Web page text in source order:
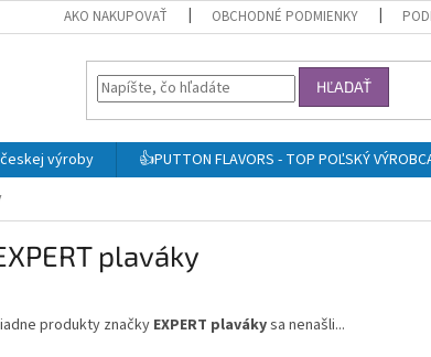
AKO NAKUPOVAŤ OBCHODNÉ PODMIENKY
HĽADAŤ
výroby 👍PUTTON FLAVORS - TOP POĽSKÝ
plaváky
produkty značky EXPERT plavákysa nenašli...